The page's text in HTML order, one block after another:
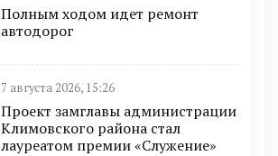
Полным ходом идет ремонт
автодорог
7 августа 2026, 15:26
Проект замглавы администрации
Климовского района стал
лауреатом премии «Служение»